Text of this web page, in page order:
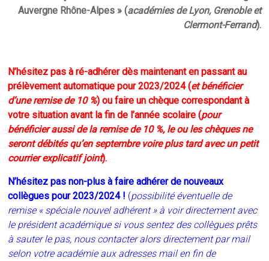
Auvergne Rhône-Alpes » (académies de Lyon, Grenoble et
Clermont-Ferrand).
N’hésitez pas à ré-adhérer dès maintenant en passant au
prélèvement automatique pour 2023/2024 (et bénéficier
d’une remise de 10 %) ou faire un chèque correspondant à
votre situation avant la fin de l’année scolaire (pour
bénéficier aussi de la remise de 10 %, le ou les chèques ne
seront débités qu’en septembre voire plus tard avec un petit
courrier explicatif joint).
N’hésitez pas non-plus à faire adhérer de nouveaux
collègues pour 2023/2024 ! (possibilité éventuelle de
remise « spéciale nouvel adhérent » à voir directement avec
le président académique si vous sentez des collègues prêts
à sauter le pas, nous contacter alors directement par mail
selon votre académie aux adresses mail en fin de